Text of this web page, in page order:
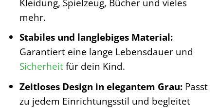
mehr.
Stabiles und langlebiges Material:
Garantiert eine lange Lebensdauer und
Sicherheitfür dein Kind.
Zeitloses Design in elegantem Grau:Passt
zu jedem Einrichtungsstil und begleitet